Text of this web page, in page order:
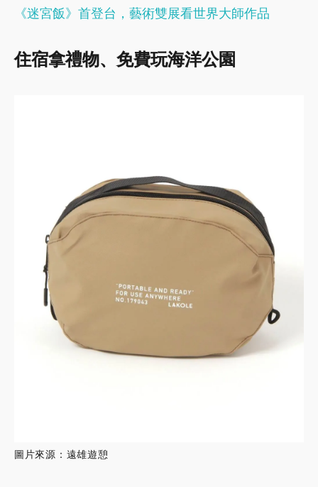
《迷宮飯》首登台，藝術雙展看世界大師作品
住宿拿禮物、免費玩海洋公園
圖片來源：遠雄遊憩